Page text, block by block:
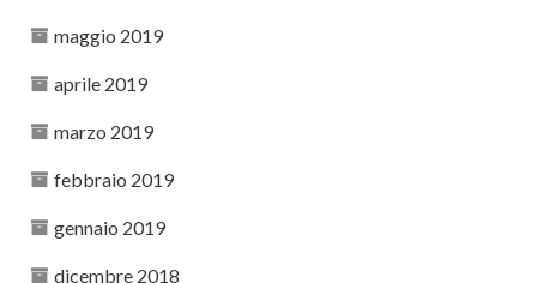
maggio 2019
aprile 2019
marzo 2019
febbraio 2019
gennaio 2019
dicembre 2018